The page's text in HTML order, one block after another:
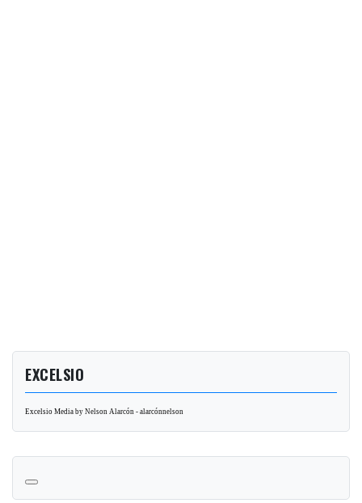
EXCELSIO
Excelsio Media by Nelson Alarcón - alarcónnelson